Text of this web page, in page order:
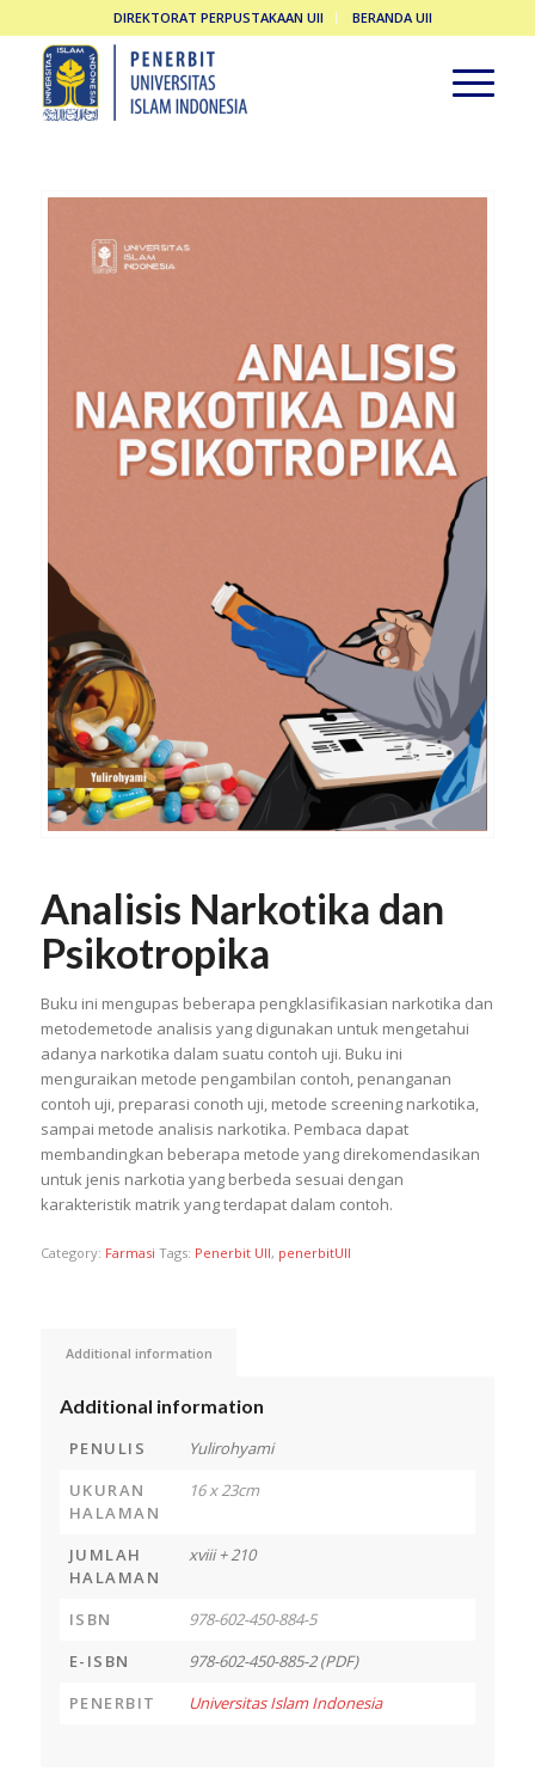
DIREKTORAT PERPUSTAKAAN UII BERANDA UII
Analisis Narkotika dan
Psikotropika
Buku ini mengupas beberapa pengklasifikasian narkotika dan
metodemetode analisis yang digunakan untuk mengetahui
adanya narkotika dalam suatu contoh uji. Buku ini
menguraikan metode pengambilan contoh, penanganan
contoh uji, preparasi conoth uji, metode screening narkotika,
sampai metode analisis narkotika. Pembaca dapat
membandingkan beberapa metode yang direkomendasikan
untuk jenis narkotia yang berbeda sesuai dengan
karakteristik matrik yang terdapat dalam contoh.
Category: Farmasi Tags: Penerbit UII, penerbitUII
Additional information
Additional information
PENULIS
Yulirohyami
UKURAN
HALAMAN
16 x 23cm
JUMLAH
HALAMAN
xviii + 210
ISBN
978-602-450-884-5
E-ISBN
978-602-450-885-2 (PDF)
PENERBIT
Universitas Islam Indonesia